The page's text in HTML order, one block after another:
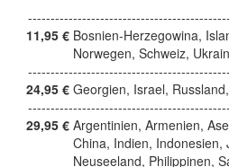
11,95 € Bosnien-Herzegowina,
Norwegen, Schweiz,
24,95 € Georgien, Israel,
29,95 € Argentinien, Armenien,
China, Indien, Indonesien,
Neuseeland, Philippinen,